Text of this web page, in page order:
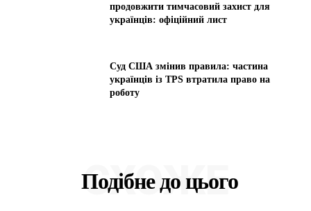
продовжити тимчасовий захист для
українців: офіційний лист
Суд США змінив правила: частина
українців із TPS втратила право на
роботу
Подібне до цього
СХОЖЕ